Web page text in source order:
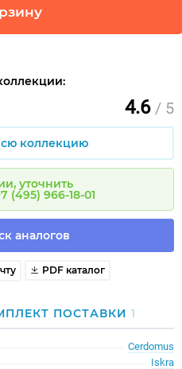
4.6 / 5
коллекцию
уточнить
(495) 966-18-01
аналогов
PDF каталог
ПОСТАВКИ 1
Cerdomus
Iskra